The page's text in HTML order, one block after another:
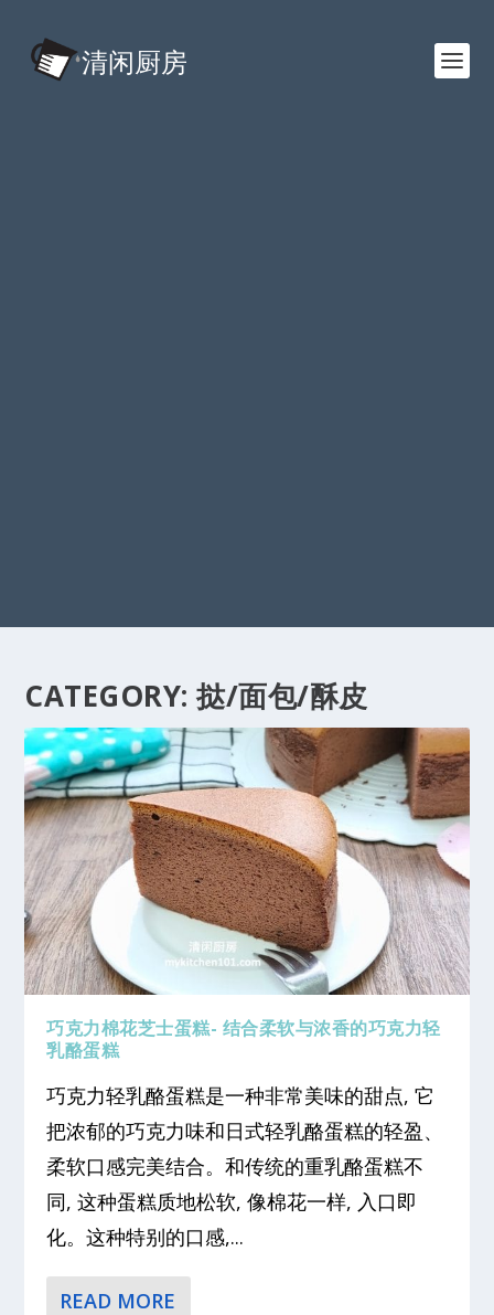
CATEGORY:挞/面包/酥皮
巧克力棉花芝士蛋糕- 结合柔软与浓香的巧克力轻
乳酪蛋糕
巧克力轻乳酪蛋糕是一种非常美味的甜点, 它
把浓郁的巧克力味和日式轻乳酪蛋糕的轻盈、
柔软口感完美结合。和传统的重乳酪蛋糕不
同, 这种蛋糕质地松软, 像棉花一样, 入口即
化。这种特别的口感,...
READ MORE